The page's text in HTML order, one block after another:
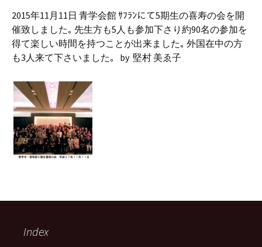
2015年11月11日 青学会館 ｻﾌﾗﾝにて5期生の喜寿の会を開
催致しました｡ 先生方も5人も参加下さり約90名の参加を
得て楽しい時間を持つことが出来ました｡ 外国在中の方
も3人来て下さいました｡ by 堅村 美ゑ子
Index